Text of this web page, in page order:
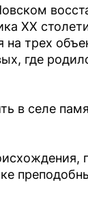
XX
трех
где
в селе